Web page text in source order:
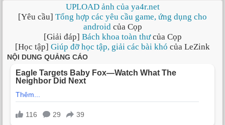
UPLOAD ảnh của ya4r.net
[Yêu cầu] Tổng hợp các yêu cầu game, ứng dụng cho
androidcủa Cọp
[Giải đáp] Bách khoa toàn thưcủa Cọp
[Học tập] Giúp đỡ học tập, giải các bài khó của LeZink